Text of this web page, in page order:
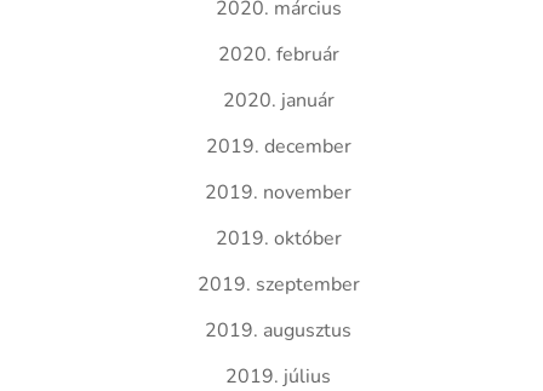
2020. március
2020. február
2020. január
2019. december
2019. november
2019. október
2019. szeptember
2019. augusztus
2019. július